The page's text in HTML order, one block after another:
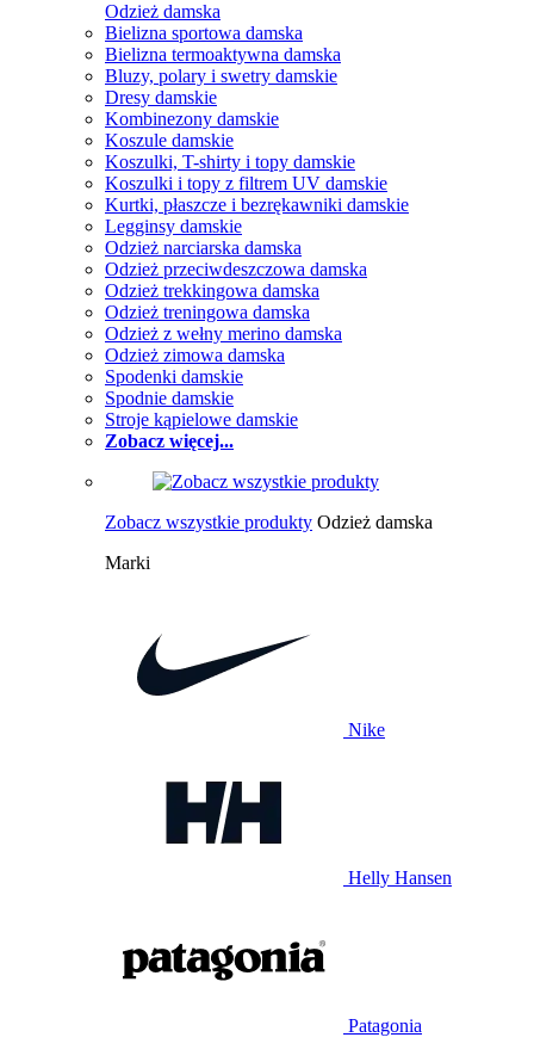
Odzież damska
Bielizna sportowa damska
Bielizna termoaktywna damska
Bluzy, polary i swetry damskie
Dresy damskie
Kombinezony damskie
Koszule damskie
Koszulki, T-shirty i topy damskie
Koszulki i topy z filtrem UV damskie
Kurtki, płaszcze i bezrękawniki damskie
Legginsy damskie
Odzież narciarska damska
Odzież przeciwdeszczowa damska
Odzież trekkingowa damska
Odzież treningowa damska
Odzież z wełny merino damska
Odzież zimowa damska
Spodenki damskie
Spodnie damskie
Stroje kąpielowe damskie
Zobacz więcej...
Zobacz wszystkie produkty Odzież damska
Marki
Nike
Helly Hansen
Patagonia